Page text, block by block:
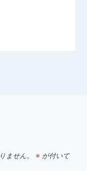
ません。 ※ が付いて